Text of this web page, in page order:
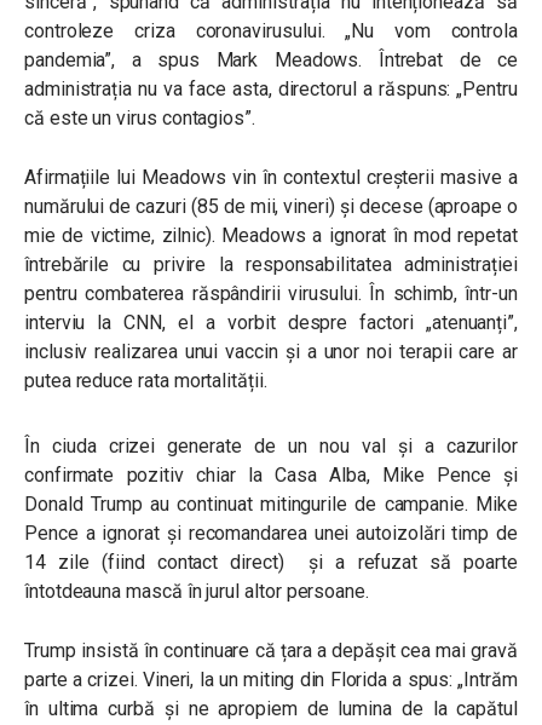
controleze criza coronavirusului. „Nu vom controla
pandemia”, a spus Mark Meadows. Întrebat de ce
administrația nu va face asta, directorul a răspuns: „Pentru
că este un virus contagios”.
Afirmațiile lui Meadows vin în contextul creșterii masive a
numărului de cazuri (85 de mii, vineri) și decese (aproape o
mie de victime, zilnic). Meadows a ignorat în mod repetat
întrebările cu privire la responsabilitatea administrației
pentru combaterea răspândirii virusului. În schimb, într-un
interviu la CNN, el a vorbit despre factori „atenuanți”,
inclusiv realizarea unui vaccin și a unor noi terapii care ar
putea reduce rata mortalității.
În ciuda crizei generate de un nou val și a cazurilor
confirmate pozitiv chiar la Casa Alba, Mike Pence și
Donald Trump au continuat mitingurile de campanie. Mike
Pence a ignorat și recomandarea unei autoizolări timp de
14 zile (fiind contact direct) și a refuzat să poarte
întotdeauna mască în jurul altor persoane.
Trump insistă în continuare că țara a depășit cea mai gravă
parte a crizei. Vineri, la un miting din Florida a spus: „Intrăm
în ultima curbă și ne apropiem de lumina de la capătul